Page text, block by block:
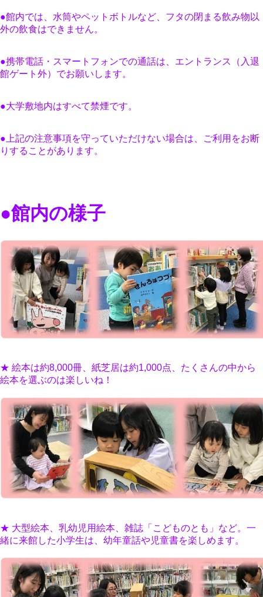
●館内では、水筒やペットボトルなど、フタの閉まる飲み物以
外の飲食はできません。
●携帯電話・スマートフォンでの通話は、エントランス（入退
館ゲート外）でお願いします。
●大学敷地内はすべて禁煙です。
●上記の注意事項を守っていただけない場合は、ご利用をお断
りすることがあります。
●館内の様子
★ 絵本は約8,000冊、紙芝居は約1,000点、たくさんの中から
絵本を選ぶのは楽しいね！
★ 大型絵本、乳幼児用絵本、雑誌「こどものとも」など。一
緒に来館した小学生は、幼年童話や児童書を楽しめます。